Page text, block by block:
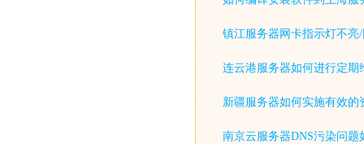
镇江服务器网卡指示灯不亮
连云港服务器如何进行定期
新疆服务器如何实施有效的
南京云服务器DNS污染问题